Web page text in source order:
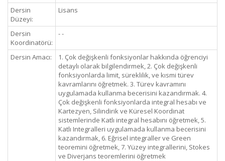
Dersin
Düzeyi:
Lisans
Dersin
Koordinatörü:
- -
Dersin Amacı:
1. Çok değişkenli fonksiyonlar hakkında öğrenciyi
detaylı olarak bilgilendirmek, 2. Çok değişkenli
fonksiyonlarda limit, süreklilik, ve kısmi türev
kavramlarını öğretmek. 3. Türev kavramını
uygulamada kullanma becerisini kazandırmak. 4.
Çok değişkenli fonksiyonlarda integral hesabı ve
Kartezyen, Silindirik ve Küresel Koordinat
sistemlerinde Katlı integral hesabını öğretmek, 5.
Katlı Integralleri uygulamada kullanma becerisini
kazandırmak, 6. Eğrisel integraller ve Green
teoremini öğretmek, 7. Yüzey integrallerini, Stokes
ve Diverjans teoremlerini öğretmek